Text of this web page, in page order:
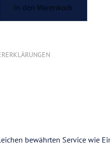
In den Warenkorb
bewährten Service wie